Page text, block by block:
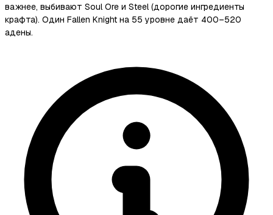
важнее, выбивают Soul Ore и Steel (дорогие ингредиенты
крафта). Один Fallen Knight на 55 уровне даёт 400–520
адены.